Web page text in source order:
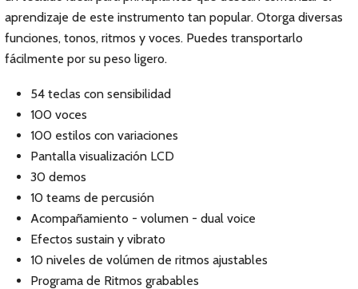
aprendizaje de este instrumento tan popular. Otorga diversas
funciones, tonos, ritmos y voces. Puedes transportarlo
fácilmente por su peso ligero.
54 teclas con sensibilidad
100 voces
100 estilos con variaciones
Pantalla visualización LCD
30 demos
10 teams de percusión
Acompañamiento - volumen - dual voice
Efectos sustain y vibrato
10 niveles de volúmen de ritmos ajustables
Programa de Ritmos grabables